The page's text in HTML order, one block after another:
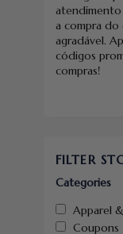
a compra
agradável.
códigos
compras!
FILTER
Categories
Apparel
Coupons